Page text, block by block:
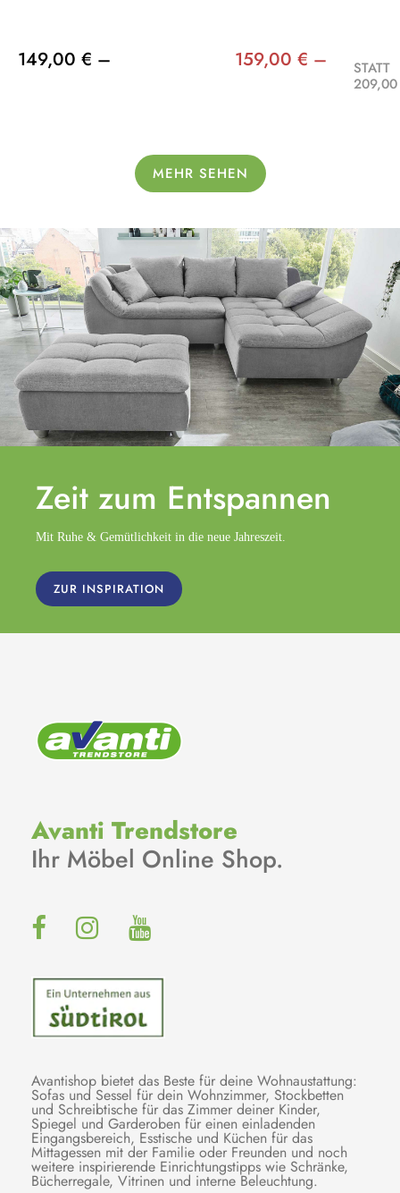
149,00 € – 159,00 € –
STATT
MEHR SEHEN
Zeit zum Entspannen
Mit Ruhe & Gemütlichkeit in die neue Jahreszeit.
ZUR INSPIRATION
Avanti Trendstore
Ihr Möbel Online Shop.
Avantishop bietet das Beste für deine Wohnaustattung:
Sofas und Sessel für dein Wohnzimmer, Stockbetten
und Schreibtische für das Zimmer deiner Kinder,
Spiegel und Garderoben für einen einladenden
Eingangsbereich, Esstische und Küchen für das
Mittagessen mit der Familie oder Freunden und noch
weitere inspirierende Einrichtungstipps wie Schränke,
Bücherregale, Vitrinen und interne Beleuchtung.